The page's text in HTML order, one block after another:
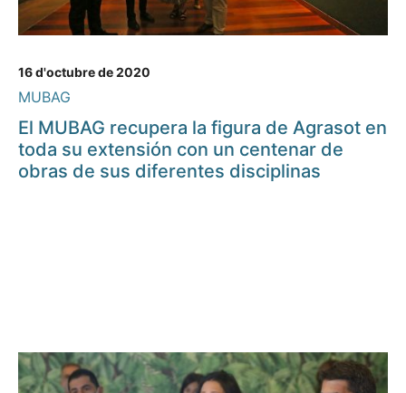
16 d'octubre de 2020
MUBAG
El MUBAG recupera la figura de Agrasot en
toda su extensión con un centenar de
obras de sus diferentes disciplinas